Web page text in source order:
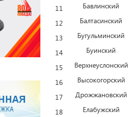
11
Бавлинский
12
Балтасинский
13
Бугульминский
14
Буинский
15
Верхнеуслонский
16
Высокогорский
17
Дрожжановский
18
Елабужский